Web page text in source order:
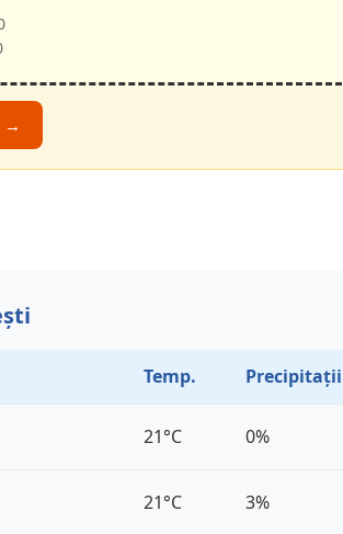
→
Temp. Precipitații
21°C 0%
21°C 3%